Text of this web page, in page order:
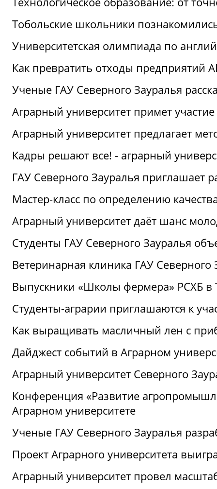
Тобольские школьники
Университетская олимпиада по
Как превратить отходы предприятий
Ученые ГАУ Северного Зауралья
Аграрный университет примет
Аграрный университет предлагает
Кадры решают все! - аграрный
ГАУ Северного Зауралья приглашает
Мастер-класс по определению
Аграрный университет даёт шанс
Студенты ГАУ Северного Зауралья
Ветеринарная клиника ГАУ Северного
Выпускники «Школы фермера» РСХБ
Студенты-аграрии приглашаются к
Как выращивать масличный лен с
Дайджест событий в Аграрном
Аграрный университет Северного
Конференция «Развитие
Аграрном университете
Ученые ГАУ Северного Зауралья
Проект Аграрного университета
Аграрный университет провел